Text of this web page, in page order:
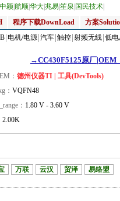
中颖航顺华大兆易笙泉 国民技术
程序下载DownLoad 方案
电机/电源 汽车 触控 射频无线 低
→CC430F5125原厂
： 德州仪器TI | 工具(DevTools)
： VQFN48
： 1.80 V - 3.60 V
2.00K
万联 云汉 贸泽 易络盟